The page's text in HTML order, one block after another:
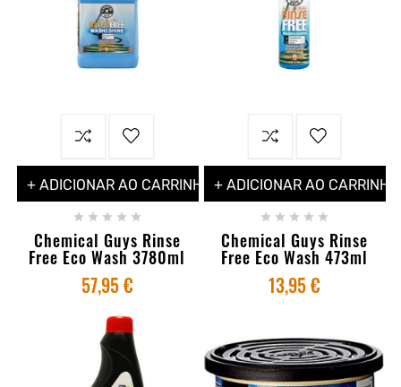
+ ADICIONAR AO CARRINHO
    
Chemical Guys Rinse
Free Eco Wash 3780ml
57,95 €
+ ADICIONAR AO CARRINHO
    
Chemical Guys Rinse
Free Eco Wash 473ml
13,95 €